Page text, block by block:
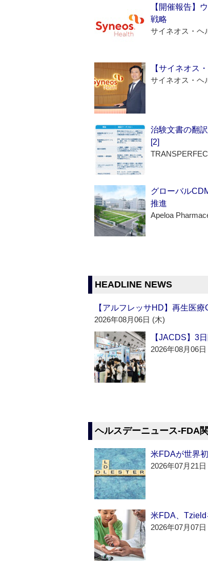
【開催報告】
戦略
サイネオス・ヘ
【サイネオス
サイネオス・ヘ
治験文書の翻
[2]
グローバル
推進
Apeloa
HEADLINE NEWS
【アルフレッサHD】再生医
2026年08月06日 (木)
【JACDS】3
2026年08月06日
ヘルスデーニュース‐FDA
米FDAが世界
2026年07月21日
米FDA、
2026年07月07日